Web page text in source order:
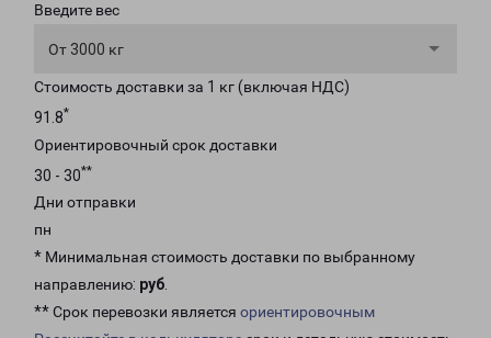
Введите вес
От 3000 кг
Стоимость доставки за 1 кг (включая НДС)
91.8*
Ориентировочный срок доставки
30 - 30**
Дни отправки
пн
* Минимальная стоимость доставки по выбранному
направлению: руб.
** Срок перевозки является ориентировочным